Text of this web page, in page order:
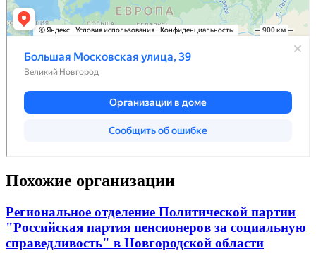
Похожие организации
Региональное отделение Политической партии
"Российская партия пенсионеров за социальную
справедливость" в Новгородской области